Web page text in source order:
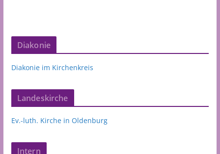
Diakonie
Diakonie im Kirchenkreis
Landeskirche
Ev.-luth. Kirche in Oldenburg
Intern